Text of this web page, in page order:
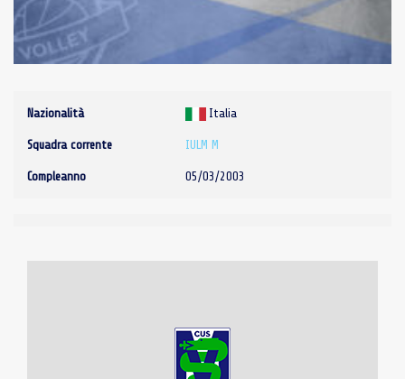
Nazionalità Italia
Squadra corrente IULM M
Compleanno 05/03/2003